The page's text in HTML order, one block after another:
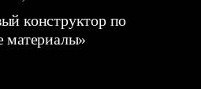
конструктор по
материалы»